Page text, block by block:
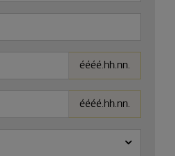
éééé.hh.nn.
éééé.hh.nn.